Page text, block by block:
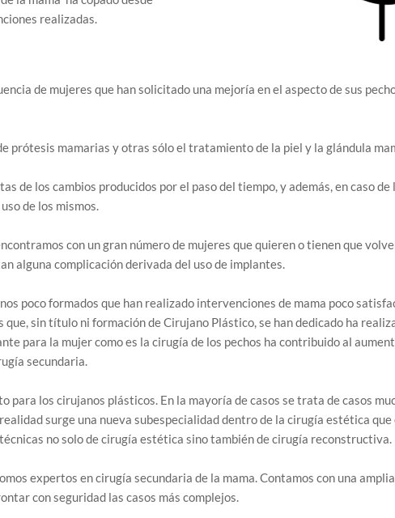
realizadas.
de mujeres que han solicitado una mejoría en el aspecto de sus
prótesis mamarias y otras sólo el tratamiento de la piel y la glándula
de los cambios producidos por el paso del tiempo, y además, en caso
de los mismos.
con un gran número de mujeres que quieren o tienen que
alguna complicación derivada del uso de implantes.
poco formados que han realizado intervenciones de mama poco
sin título ni formación de Cirujano Plástico, se han dedicado ha
para la mujer como es la cirugía de los pechos ha contribuido al
secundaria.
los cirujanos plásticos. En la mayoría de casos se trata de casos
surge una nueva subespecialidad dentro de la cirugía estética
no solo de cirugía estética sino también de cirugía reconstructiva.
expertos en cirugía secundaria de la mama. Contamos con una
con seguridad las casos más complejos.